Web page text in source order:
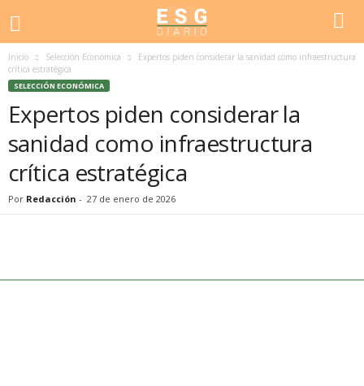
Inicio Selección Económica
Expertos piden considerar la sanidad como infraestructura
crítica estratégica
SELECCIÓN ECONÓMICA
Expertos piden considerar la
sanidad como infraestructura
crítica estratégica
Por Redacción - 27 de enero de 2026